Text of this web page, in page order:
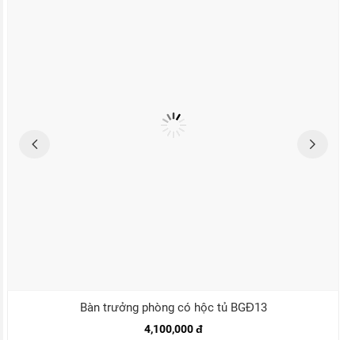
Bàn trưởng phòng có hộc tủ BGĐ13
4,100,000 đ